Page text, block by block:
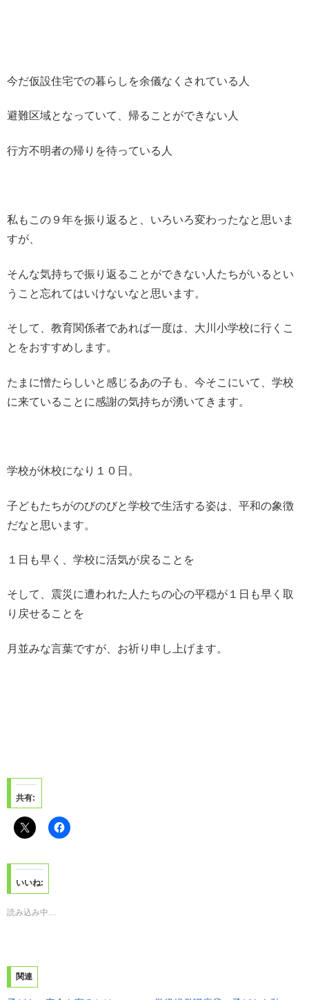
今だ仮設住宅での暮らしを余儀なくされている人
避難区域となっていて、帰ることができない人
行方不明者の帰りを待っている人
私もこの９年を振り返ると、いろいろ変わったなと思いま
すが、
そんな気持ちで振り返ることができない人たちがいるとい
うこと忘れてはいけないなと思います。
そして、教育関係者であれば一度は、大川小学校に行くこ
とをおすすめします。
たまに憎たらしいと感じるあの子も、今そこにいて、学校
に来ていることに感謝の気持ちが湧いてきます。
学校が休校になり１０日。
子どもたちがのびのびと学校で生活する姿は、平和の象徴
だなと思います。
１日も早く、学校に活気が戻ることを
そして、震災に遭われた人たちの心の平穏が１日も早く取
り戻せることを
月並みな言葉ですが、お祈り申し上げます。
共有:
いいね:
読み込み中…
関連